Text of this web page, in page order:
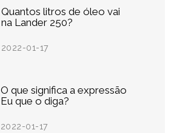
Quantos litros de óleo vai
na Lander 250?
2022-01-17
O que significa a expressão
Eu que o diga?
2022-01-17